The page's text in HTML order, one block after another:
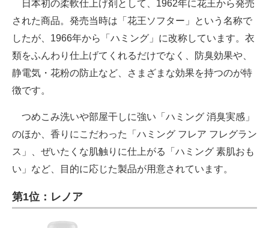
日本初の柔軟仕上げ剤として、1962年に花王から発売
された商品。発売当時は「花王ソフター」という名称で
したが、1966年から「ハミング」に改称しています。衣
類をふんわり仕上げてくれるだけでなく、防臭効果や、
静電気・花粉の防止など、さまざまな効果を持つのが特
徴です。
つめこみ洗いや部屋干しに強い「ハミング 消臭実感」
のほか、香りにこだわった「ハミング フレア フレグラン
ス」、ぜいたくな肌触りに仕上がる「ハミング 素肌おも
い」など、目的に応じた製品が用意されています。
第1位：レノア